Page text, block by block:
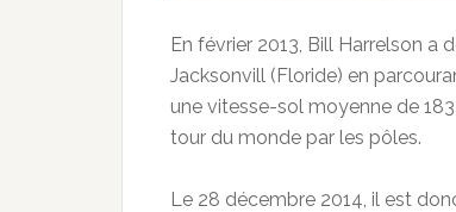
En février 2013, Bill Harrelson a
Jacksonvill (Floride) en
une vitesse-sol moyenne de
tour du monde par les pôles.
Le 28 décembre 2014, il est